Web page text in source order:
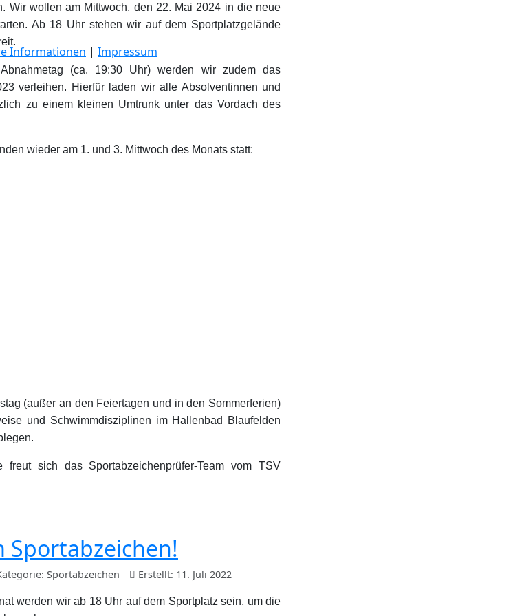
Wir wollen am Mittwoch, den 22. Mai 2024 in die neue
Ab 18 Uhr stehen wir auf dem Sportplatzgelände
(ca. 19:30 Uhr) werden wir zudem das
verleihen. Hierfür laden wir alle Absolventinnen und
zu einem kleinen Umtrunk unter das Vordach des
wieder am 1. und 3. Mittwoch des Monats statt:
(außer an den Feiertagen und in den Sommerferien)
und Schwimmdisziplinen im Hallenbad Blaufelden
freut sich das Sportabzeichenprüfer-Team vom TSV
Sportabzeichen Erstellt: 11. Juli 2022
werden wir ab 18 Uhr auf dem Sportplatz sein, um die
Informationen | Impressum